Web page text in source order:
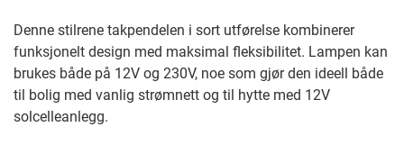
Denne stilrene takpendelen i sort utførelse kombinerer
funksjonelt design med maksimal fleksibilitet. Lampen kan
brukes både på 12V og 230V, noe som gjør den ideell både
til bolig med vanlig strømnett og til hytte med 12V
solcelleanlegg.